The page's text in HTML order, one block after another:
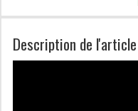
Description de l'article